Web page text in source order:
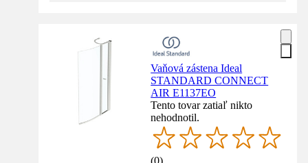
Vaňová zástena Ideal
STANDARD CONNECT
AIR E1137EO
Tento tovar zatiaľ nikto
nehodnotil.
(0)